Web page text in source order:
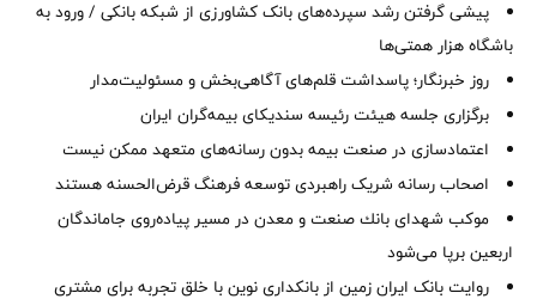
پیشی گرفتن رشد سپرده‌های بانک کشاورزی از شبکه بانکی / ورود به
باشگاه هزار همتی‌ها
روز خبرنگار؛ پاسداشت قلم‌های آگاهی‌بخش و مسئولیت‌مدار
برگزاری جلسه هیئت رئیسه سندیکای بیمه‌گران ایران
اعتمادسازی در صنعت بیمه بدون رسانه‌های متعهد ممکن نیست
اصحاب رسانه شریک راهبردی توسعه فرهنگ قرض‌الحسنه هستند
موكب شهدای بانك صنعت و معدن در مسیر پیاده‌روی جاماندگان
اربعین برپا می‌شود
روایت بانک ایران زمین از بانکداری نوین با خلق تجربه برای مشتری